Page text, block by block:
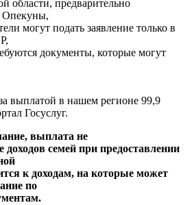
области, предварительно
Опекуны,
могут подать заявление только в
документы, которые могут
выплатой в нашем регионе 99,9
Госуслуг.
выплата не
доходов семей при предоставлении
к доходам, на которые может
по